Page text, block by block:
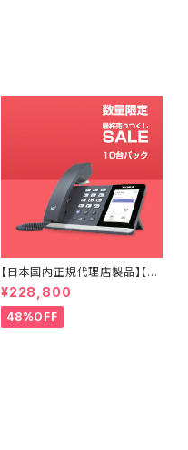
【日本国内正規代理店製品】【10
台パック】 MP54-Teams Yeal
ink IP電話機 MP54 Microso
ft Teams Edition
¥228,800
48%OFF